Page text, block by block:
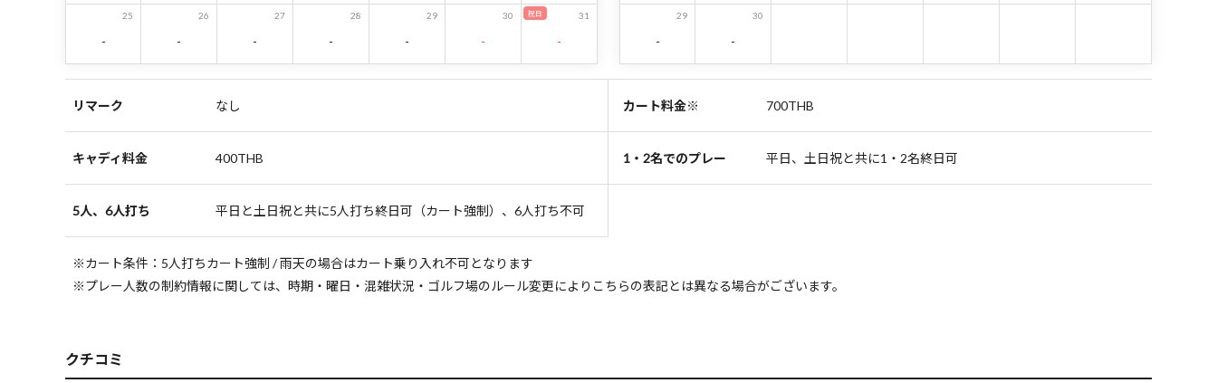
25
-
26
-
27
-
28
-
29
-
30
-
祝日 31
-
29
-
30
-
リマーク なし カート料金※ 700THB
キャディ料金 400THB 1・2名でのプレー 平日、土日祝と共に1・2名終日可
5人、6人打ち 平日と土日祝と共に5人打ち終日可（カート強制）、6人打ち不可
※カート条件：5人打ちカート強制 / 雨天の場合はカート乗り入れ不可となります
※プレー人数の制約情報に関しては、時期・曜日・混雑状況・ゴルフ場のルール変更によりこちらの表記とは異なる場合がございます。
クチコミ